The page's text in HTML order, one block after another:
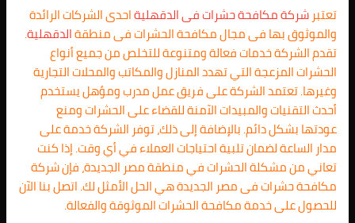
تعتبرشركة مكافحة حشرات فىالدقهليةاحدى الشركات الرائدة
والموثوق بها فى مجال مكافحة الحشرات فى منطقةالدقهلية.
تقدم الشركة خدمات فعالة ومتنوعة للتخلص من جميع أنواع
الحشرات المزعجة التي تهدد المنازل والمكاتب والمحلات التجارية
وغيرها. تعتمد الشركة على فريق عمل مدرب ومؤهل يستخدم
أحدث التقنيات والمبيدات الآمنة للقضاء على الحشرات ومنع
عودتها بشكل دائم. بالإضافة إلى ذلك، توفر الشركة خدمة على
مدار الساعة لضمان تلبية احتياجات العملاء في أي وقت. إذا كنت
تعاني من مشكلة الحشرات في منطقة مصر الجديدة، فإن شركة
مكافحة حشرات فى مصر الجديدة هي الحل الأمثل لك. اتصل بنا الآن
للحصول على خدمة مكافحة الحشرات الموثوقة والفعالة.